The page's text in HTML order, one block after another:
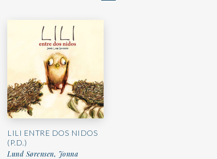
LILI ENTRE DOS NIDOS
(P.D.)
Lund Sørensen, Jonna